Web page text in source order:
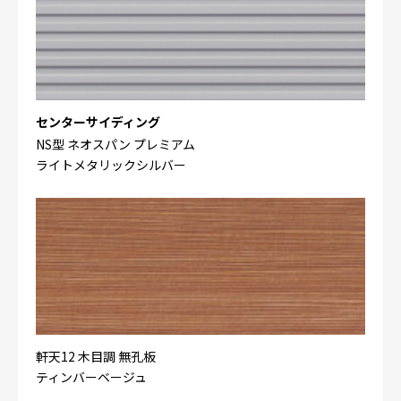
センターサイディング
NS型 ネオスパン プレミアム
ライトメタリックシルバー
軒天12 木目調 無孔板
ティンバーベージュ